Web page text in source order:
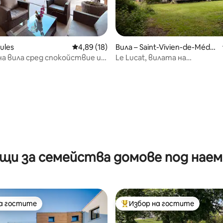
5, 287 отзива
Средна оценка: 4,89 от 5, 18 отзива
4,89 (18)
вила сред спокойствие и
Вила – Saint-Vivien-de-Médo
cLe Lucat, вилата на
за семейства домове под наем
гостите
гостите Най-популярен избор на
Избор на гостите